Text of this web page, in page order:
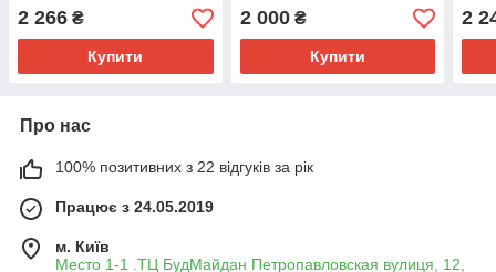
2 266 ₴
Купити
2 000₴
Купити
2
Про нас
100% позитивних з 22 відгуків за рік
Працює з 24.05.2019
м. Київ
Место 1-1 .ТЦ БудМайдан Петропавловская вулиця, 12,